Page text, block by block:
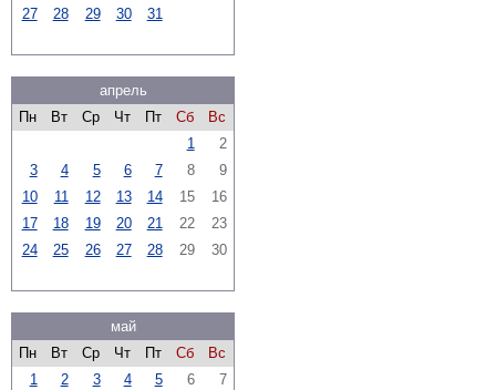
27 28 29 30 31
апрель
Пн
Вт Ср Чт Пт Сб
Вс
1
2
3
4 5 6 7 8
9
10
11 12 13 14 15
16
17
18 19 20 21 22
23
24
25 26 27 28 29 30
май
Пн
Вт Ср Чт Пт Сб
Вс
1
2 3 4 5 6
7